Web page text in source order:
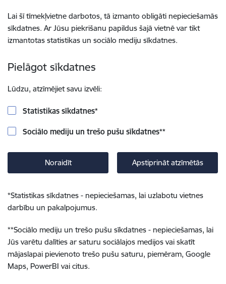
Lai šī tīmekļvietne darbotos, tā izmanto obligāti nepieciešamās
sīkdatnes. Ar Jūsu piekrišanu papildus šajā vietnē var tikt
izmantotas statistikas un sociālo mediju sīkdatnes.
Pielāgot sīkdatnes
Lūdzu, atzīmējiet savu izvēli:
Statistikas sīkdatnes*
Sociālo mediju un trešo pušu sīkdatnes**
Noraidīt Apstiprināt atzīmētās
*Statistikas sīkdatnes - nepieciešamas, lai uzlabotu vietnes
darbību un pakalpojumus.
**Sociālo mediju un trešo pušu sīkdatnes - nepieciešamas, lai
Jūs varētu dalīties ar saturu sociālajos medijos vai skatīt
mājaslapai pievienoto trešo pušu saturu, piemēram, Google
Maps, PowerBI vai citus.